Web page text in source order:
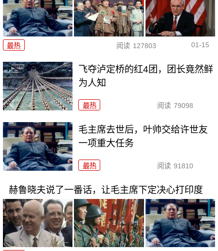
最热 阅读 127803 01-15
飞夺泸定桥的红4团，团长竟然鲜
为人知
最热 阅读 79098
毛主席去世后，叶帅交给许世友
一项重大任务
最热 阅读 91810
赫鲁晓夫说了一番话，让毛主席下定决心打印度